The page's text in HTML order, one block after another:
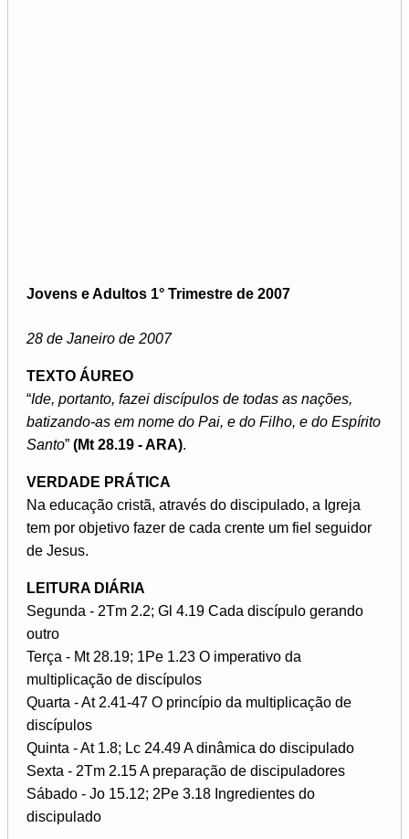
Jovens e Adultos 1° Trimestre de 2007
28 de Janeiro de 2007
TEXTO ÁUREO
“Ide, portanto, fazei discípulos de todas as nações,
batizando-as em nome do Pai, e do Filho, e do Espírito
Santo” (Mt 28.19 - ARA).
VERDADE PRÁTICA
Na educação cristã, através do discipulado, a Igreja
tem por objetivo fazer de cada crente um fiel seguidor
de Jesus.
LEITURA DIÁRIA
Segunda - 2Tm 2.2; Gl 4.19 Cada discípulo gerando
outro
Terça - Mt 28.19; 1Pe 1.23 O imperativo da
multiplicação de discípulos
Quarta - At 2.41-47 O princípio da multiplicação de
discípulos
Quinta - At 1.8; Lc 24.49 A dinâmica do discipulado
Sexta - 2Tm 2.15 A preparação de discipuladores
Sábado - Jo 15.12; 2Pe 3.18 Ingredientes do
discipulado